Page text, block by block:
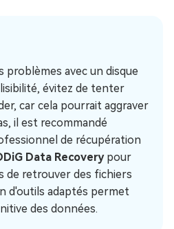
problèmes avec un disque
évitez de tenter
car cela pourrait aggraver
il est recommandé
de récupération
Data Recovery pour
de retrouver des fichiers
d'outils adaptés permet
des données.